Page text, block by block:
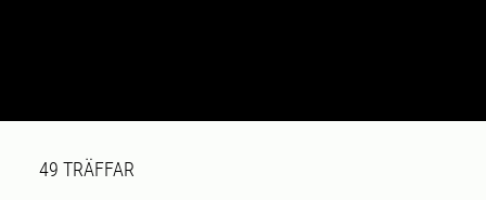
Sökresultat
49 TRÄFFAR